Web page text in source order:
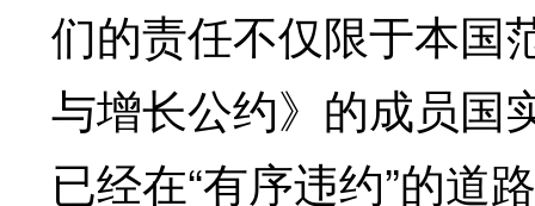
们的责任不仅限于本国
与增长公约》的成员国
已经在“有序违约”的道